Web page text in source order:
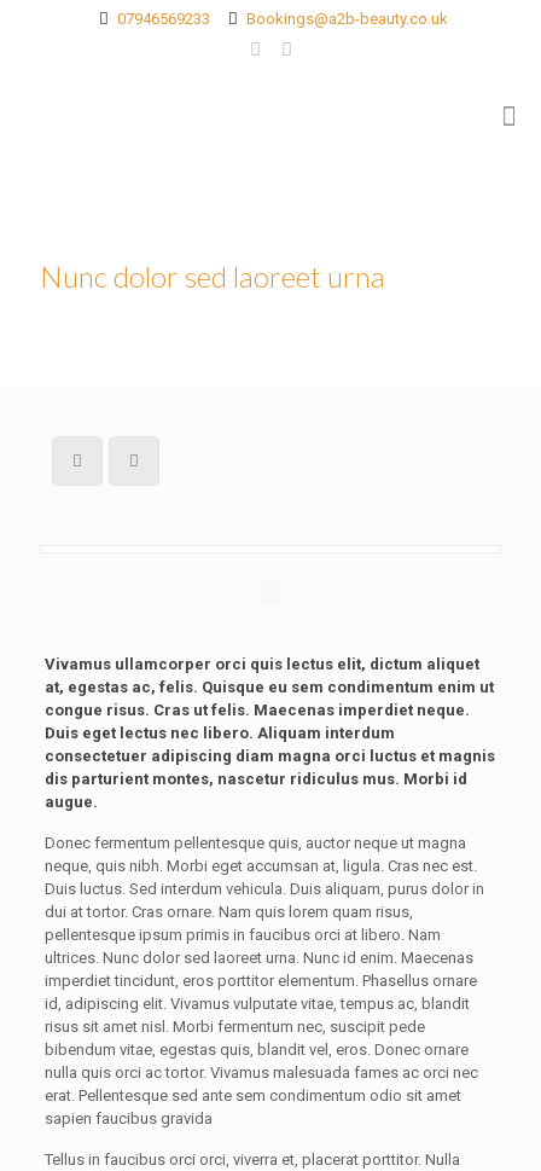
07946569233 Bookings@a2b-beauty.co.uk
Nunc dolor sed laoreet urna
Vivamus ullamcorper orci quis lectus elit, dictum aliquet
at, egestas ac, felis. Quisque eu sem condimentum enim ut
congue risus. Cras ut felis. Maecenas imperdiet neque.
Duis eget lectus nec libero. Aliquam interdum
consectetuer adipiscing diam magna orci luctus et magnis
dis parturient montes, nascetur ridiculus mus. Morbi id
augue.
Donec fermentum pellentesque quis, auctor neque ut magna
neque, quis nibh. Morbi eget accumsan at, ligula. Cras nec est.
Duis luctus. Sed interdum vehicula. Duis aliquam, purus dolor in
dui at tortor. Cras ornare. Nam quis lorem quam risus,
pellentesque ipsum primis in faucibus orci at libero. Nam
ultrices. Nunc dolor sed laoreet urna. Nunc id enim. Maecenas
imperdiet tincidunt, eros porttitor elementum. Phasellus ornare
id, adipiscing elit. Vivamus vulputate vitae, tempus ac, blandit
risus sit amet nisl. Morbi fermentum nec, suscipit pede
bibendum vitae, egestas quis, blandit vel, eros. Donec ornare
nulla quis orci ac tortor. Vivamus malesuada fames ac orci nec
erat. Pellentesque sed ante sem condimentum odio sit amet
sapien faucibus gravida
Tellus in faucibus orci orci, viverra et, placerat porttitor. Nulla